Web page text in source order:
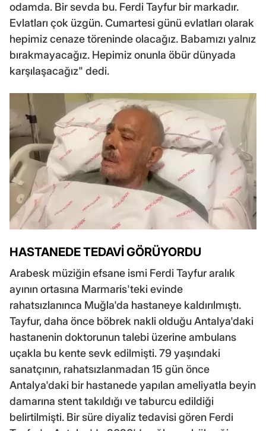
odamda. Bir sevda bu. Ferdi Tayfur bir markadır.
Evlatları çok üzgün. Cumartesi günü evlatları olarak
hepimiz cenaze töreninde olacağız. Babamızı yalnız
bırakmayacağız. Hepimiz onunla öbür dünyada
karşılaşacağız" dedi.
HASTANEDE TEDAVİ GÖRÜYORDU
Arabesk müziğin efsane ismi Ferdi Tayfur aralık
ayının ortasına Marmaris'teki evinde
rahatsızlanınca Muğla'da hastaneye kaldırılmıştı.
Tayfur, daha önce böbrek nakli olduğu Antalya'daki
hastanenin doktorunun talebi üzerine ambulans
uçakla bu kente sevk edilmişti. 79 yaşındaki
sanatçının, rahatsızlanmadan 15 gün önce
Antalya'daki bir hastanede yapılan ameliyatla beyin
damarına stent takıldığı ve taburcu edildiği
belirtilmişti. Bir süre diyaliz tedavisi gören Ferdi